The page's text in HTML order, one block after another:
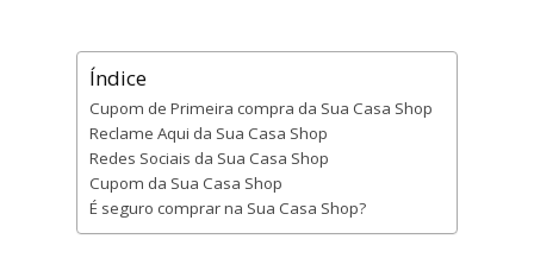
Índice
Cupom de Primeira compra da Sua Casa Shop
Reclame Aqui da Sua Casa Shop
Redes Sociais da Sua Casa Shop
Cupom da Sua Casa Shop
É seguro comprar na Sua Casa Shop?